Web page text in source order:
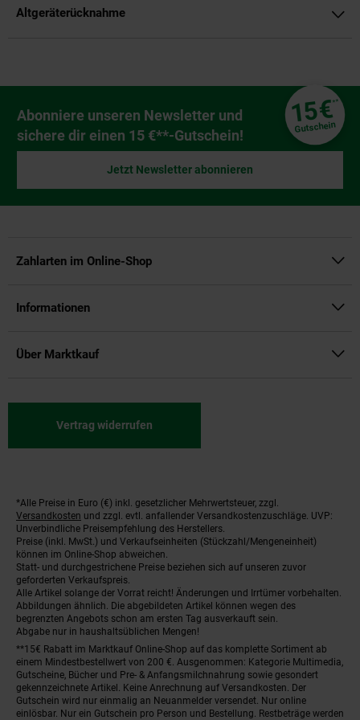
Altgeräterücknahme
Newsletter Anmeldung
Abonniere unseren Newsletter und
sichere dir einen 15 €**-Gutschein!
15€**
Gutschein
Jetzt Newsletter abonnieren
Zahlarten im Online-Shop
Informationen
Über Marktkauf
Vertrag widerrufen
Fußnoten
*Alle Preise in Euro (€) inkl. gesetzlicher Mehrwertsteuer, zzgl.
Versandkosten und zzgl. evtl. anfallender Versandkostenzuschläge. UVP:
Unverbindliche Preisempfehlung des Herstellers.
Preise (inkl. MwSt.) und Verkaufseinheiten (Stückzahl/Mengeneinheit)
können im Online-Shop abweichen.
Statt- und durchgestrichene Preise beziehen sich auf unseren zuvor
geforderten Verkaufspreis.
Alle Artikel solange der Vorrat reicht! Änderungen und Irrtümer vorbehalten.
Abbildungen ähnlich. Die abgebildeten Artikel können wegen des
begrenzten Angebots schon am ersten Tag ausverkauft sein.
Abgabe nur in haushaltsüblichen Mengen!
**15€ Rabatt im Marktkauf Online-Shop auf das komplette Sortiment ab
einem Mindestbestellwert von 200 €. Ausgenommen: Kategorie Multimedia,
Gutscheine, Bücher und Pre- & Anfangsmilchnahrung sowie gesondert
gekennzeichnete Artikel. Keine Anrechnung auf Versandkosten. Der
Gutschein wird nur einmalig an Neuanmelder versendet. Nur online
einlösbar. Nur ein Gutschein pro Person und Bestellung. Restbeträge werden